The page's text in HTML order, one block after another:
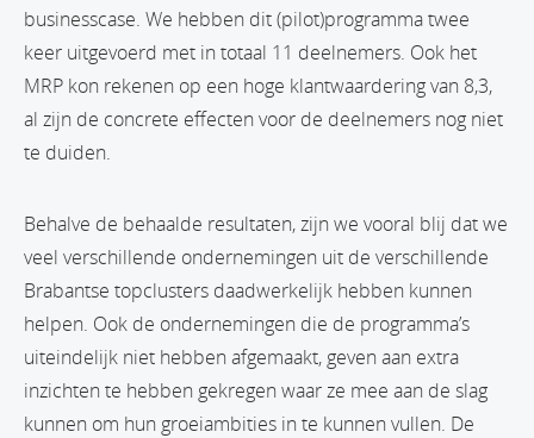
businesscase. We hebben dit (pilot)programma twee
keer uitgevoerd met in totaal 11 deelnemers. Ook het
MRP kon rekenen op een hoge klantwaardering van 8,3,
al zijn de concrete effecten voor de deelnemers nog niet
te duiden.
Behalve de behaalde resultaten, zijn we vooral blij dat we
veel verschillende ondernemingen uit de verschillende
Brabantse topclusters daadwerkelijk hebben kunnen
helpen. Ook de ondernemingen die de programma’s
uiteindelijk niet hebben afgemaakt, geven aan extra
inzichten te hebben gekregen waar ze mee aan de slag
kunnen om hun groeiambities in te kunnen vullen. De